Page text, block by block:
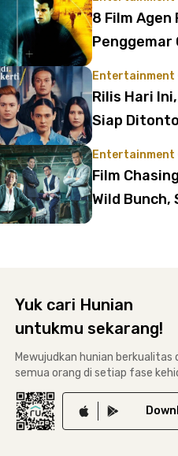
8 Film Agen
Penggemar
Entertainment
Rilis Hari
Siap
Entertainment
Film
Wild Bunch,
Yuk cari Hunian
untukmu sekarang!
Mewujudkan hunian
semua orang di setiap fase